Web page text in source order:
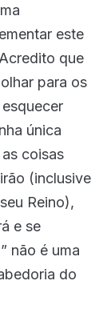
este
que
para os
única
coisas
(inclusive
Reino),
e se
não é uma
do